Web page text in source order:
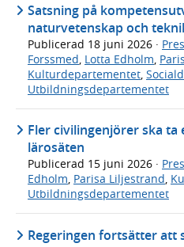
Satsning på
naturvetenskap och
Publicerad 18 juni 2026 ·
Forssmed Lotta Edholm
Kulturdepartementet
Utbildningsdepartementet
Fler civilingenjörer ska ta
lärosäten
Publicerad 15 juni 2026 ·
Edholm, Parisa Liljestrand,
Utbildningsdepartementet
Regeringen fortsätter att